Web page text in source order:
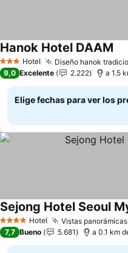
3 Estrellas
Hotel Diseño hanok
Hanok Hotel DAAM
9,0 Excelente 2.222 a 1.5
Elige fechas para ver los
4 EstrellasHotel Vistas
Sejong Hotel Seoul
7,7 Bueno 5.681 a 0.1 km